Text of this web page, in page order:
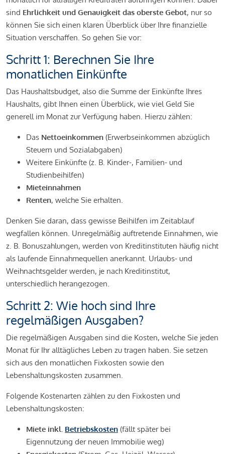
sind Ehrlichkeit und Genauigkeit das oberste Gebot, nur so
können Sie sich einen klaren Überblick über Ihre finanzielle
Situation verschaffen. So gehen Sie vor:
Schritt 1: Berechnen Sie Ihre
monatlichen Einkünfte
Das Haushaltsbudget, also die Summe der Einkünfte Ihres
Haushalts, gibt Ihnen einen Überblick, wie viel Geld Sie
generell im Monat zur Verfügung haben. Hierzu zählen:
Das Nettoeinkommen (Erwerbseinkommen abzüglich
Steuern und Sozialabgaben)
Weitere Einkünfte (z. B. Kinder-, Familien- und
Studienbeihilfen)
Mieteinnahmen
Renten, welche Sie erhalten.
Denken Sie daran, dass gewisse Beihilfen im Zeitablauf
wegfallen können. Unregelmäßig auftretende Einnahmen, wie
z. B. Bonuszahlungen, werden von Kreditinstituten häufig nicht
als laufende Einnahmequellen anerkannt. Urlaubs- und
Weihnachtsgelder werden, je nach Kreditinstitut,
unterschiedlich herangezogen.
Schritt 2: Wie hoch sind Ihre
regelmäßigen Ausgaben?
Die regelmäßigen Ausgaben sind die Kosten, welche Sie jeden
Monat für Ihr alltägliches Leben zu tragen haben. Sie setzen
sich aus den monatlichen Fixkosten sowie den
Lebenshaltungskosten zusammen.
Folgende Kostenarten zählen zu den Fixkosten und
Lebenshaltungskosten:
Miete inkl. Betriebskosten (fällt später bei
Eigennutzung der neuen Immobilie weg)